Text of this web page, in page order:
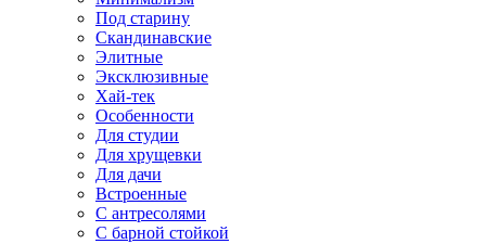
Под старину
Скандинавские
Элитные
Эксклюзивные
Хай-тек
Особенности
Для студии
Для хрущевки
Для дачи
Встроенные
С антресолями
С барной стойкой